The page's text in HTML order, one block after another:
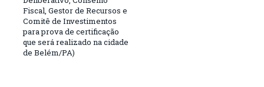
Fiscal, Gestor de Recursos e
Comitê de Investimentos
para prova de certificação
que será realizado na cidade
de Belém/PA)